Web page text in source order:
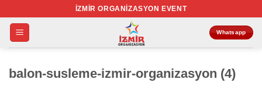
atla
İZMIR ORGANIZASYON EVENT
Whatsapp
balon-susleme-izmir-organizasyon (4)